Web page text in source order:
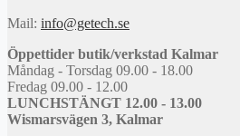
Mail: info@getech.se
Öppettider butik/verkstad Kalmar
Måndag - Torsdag 09.00 - 18.00
Fredag 09.00 - 12.00
LUNCHSTÄNGT 12.00 - 13.00
Wismarsvägen 3, Kalmar